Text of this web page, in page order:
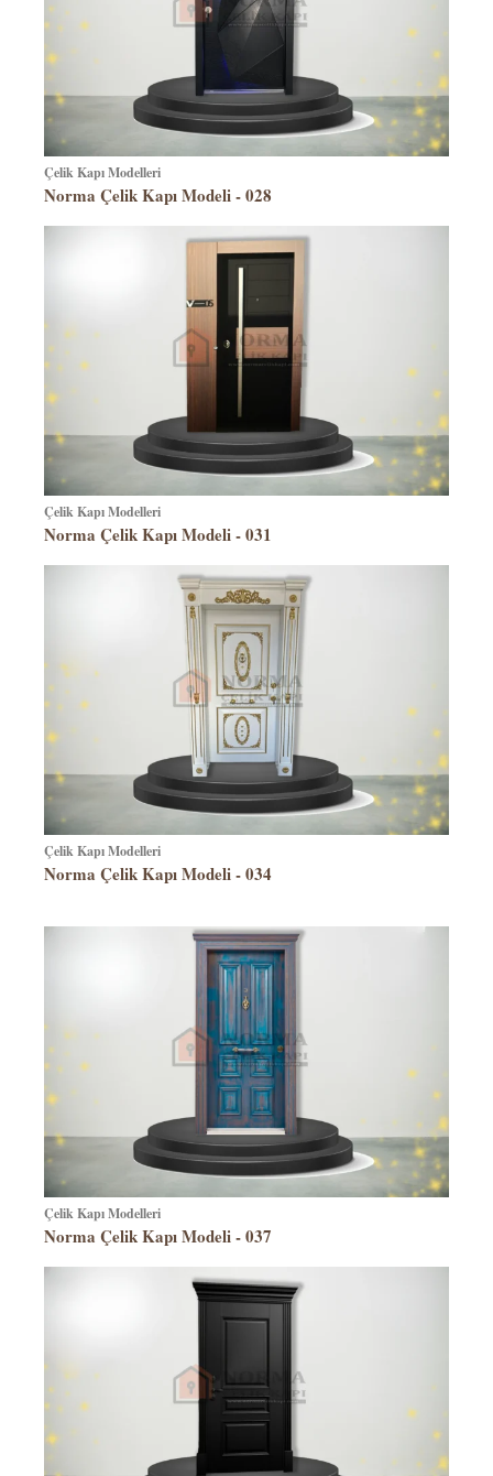
Çelik Kapı Modelleri
Norma Çelik Kapı Modeli - 028
Çelik Kapı Modelleri
Norma Çelik Kapı Modeli - 031
Çelik Kapı Modelleri
Norma Çelik Kapı Modeli - 034
Çelik Kapı Modelleri
Norma Çelik Kapı Modeli - 037